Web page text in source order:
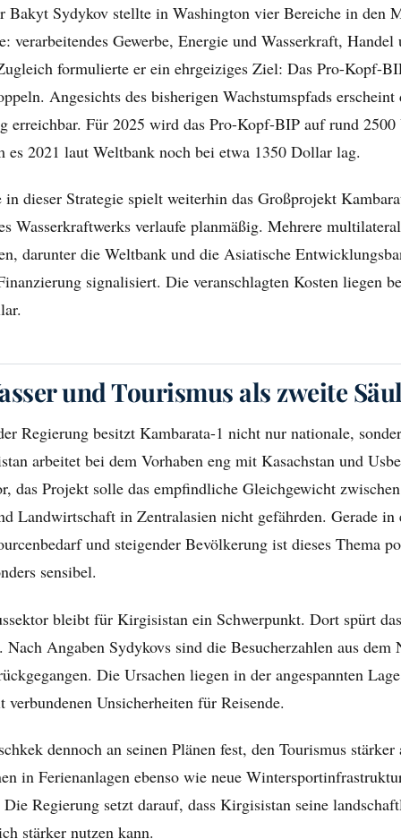
Bakyt Sydykov stellte in Washington vier Bereiche in den
verarbeitendes Gewerbe, Energie und Wasserkraft,
formulierte er ein ehrgeiziges Ziel: Das Pro-Kopf-
Angesichts des bisherigen Wachstumspfads erscheint
erreichbar. Für 2025 wird das Pro-Kopf-BIP auf rund
es 2021 laut Weltbank noch bei etwa 1350 Dollar lag.
dieser Strategie spielt weiterhin das Großprojekt
Wasserkraftwerks verlaufe planmäßig. Mehrere
darunter die Weltbank und die Asiatische
signalisiert. Die veranschlagten Kosten liegen
und Tourismus als zweite
Regierung besitzt Kambarata-1 nicht nur nationale,
arbeitet bei dem Vorhaben eng mit Kasachstan und
das Projekt solle das empfindliche Gleichgewicht
Landwirtschaft in Zentralasien nicht gefährden. Gerade
und steigender Bevölkerung ist dieses Thema
sensibel.
bleibt für Kirgisistan ein Schwerpunkt. Dort spürt
Angaben Sydykovs sind die Besucherzahlen aus dem
Die Ursachen liegen in der angespannten
Unsicherheiten für Reisende.
dennoch an seinen Plänen fest, den Tourismus stärker
in Ferienanlagen ebenso wie neue
Regierung setzt darauf, dass Kirgisistan seine
stärker nutzen kann.